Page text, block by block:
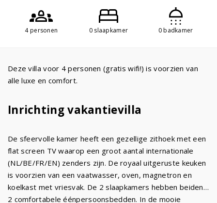
4 personen 0 slaapkamer 0 badkamer
Deze villa voor 4 personen (gratis wifi!) is voorzien van
alle luxe en comfort.
Inrichting vakantievilla
De sfeervolle kamer heeft een gezellige zithoek met een
flat screen TV waarop een groot aantal internationale
(NL/BE/FR/EN) zenders zijn. De royaal uitgeruste keuken
is voorzien van een vaatwasser, oven, magnetron en
koelkast met vriesvak. De 2 slaapkamers hebben beiden
2 comfortabele éénpersoonsbedden. In de mooie